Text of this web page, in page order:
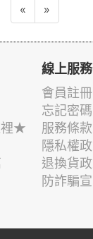
« »
裡★
線上服務
會員註冊
忘記密碼
服務條款
隱私權
退換貨
防詐騙